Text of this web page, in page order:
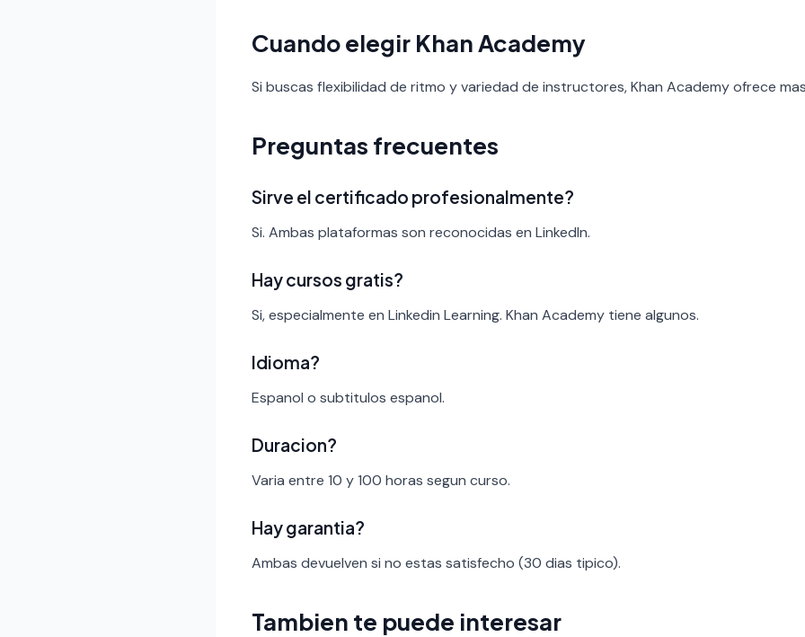
Cuando elegir Khan Academy
Si buscas flexibilidad de ritmo y variedad de instructores, Khan Academy ofrece
Preguntas frecuentes
Sirve el certificado profesionalmente?
Si. Ambas plataformas son reconocidas en LinkedIn.
Hay cursos gratis?
Si, especialmente en Linkedin Learning. Khan Academy tiene algunos.
Idioma?
Espanol o subtitulos espanol.
Duracion?
Varia entre 10 y 100 horas segun curso.
Hay garantia?
Ambas devuelven si no estas satisfecho (30 dias tipico).
Tambien te puede interesar